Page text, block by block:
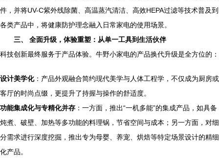
件，并将UV-C紫外线除菌、高温蒸汽清洁、高效HEPA过滤等技术普及到
各类产品中，将健康防护理念融入日常家电的使用场景。
三、 全面升级，体验重塑：从单一工具到生活伙伴
科技创新最终服务于产品体验。牛野小家电的产品换代升级是全方位的：
设计美学化：产品外观融合简约现代美学与人体工程学，不仅成为厨房或
客厅的时尚点缀，更提升了持握与操作的舒适度。
功能集成化与专精化并存 ：一方面，推出“一机多能”的集成产品，如具备
炖煮、破壁、加热等多功能的料理锅，节省空间与成本；另一方面，对细
分需求进行深度挖掘，推出专为母婴、养宠、烘焙等特定场景设计的精细
化产品。